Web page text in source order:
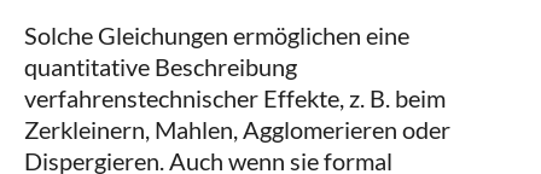
Solche Gleichungen ermöglichen eine
quantitative Beschreibung
verfahrenstechnischer Effekte, z. B. beim
Zerkleinern, Mahlen, Agglomerieren oder
Dispergieren. Auch wenn sie formal